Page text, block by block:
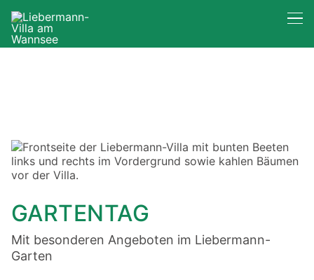
GARTENTAG
Mit besonderen Angeboten im Liebermann-
Garten